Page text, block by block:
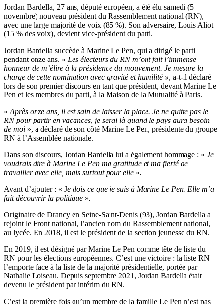
Jordan Bardella, 27 ans, député européen, a été élu samedi (5
novembre) nouveau président du Rassemblement national (RN),
avec une large majorité de voix (85 %). Son adversaire, Louis Aliot
(15 % des voix), devient vice-président du parti.
Jordan Bardella succède à Marine Le Pen, qui a dirigé le parti
pendant onze ans. « Les électeurs du RN m’ont fait l’immense
honneur de m’élire à la présidence du mouvement. Je mesure la
charge de cette nomination avec gravité et humilité », a-t-il déclaré
lors de son premier discours en tant que président, devant Marine Le
Pen et les membres du parti, à la Maison de la Mutualité à Paris.
« Après onze ans, il est sain de laisser la place. Je ne quitte pas le
RN pour partir en vacances, je serai là quand le pays aura besoin
de moi », a déclaré de son côté Marine Le Pen, présidente du groupe
RN à l’Assemblée nationale.
Dans son discours, Jordan Bardella lui a également hommage : « Je
voudrais dire à Marine Le Pen ma gratitude et ma fierté de
travailler avec elle, mais surtout pour elle ».
Avant d’ajouter : « Je dois ce que je suis à Marine Le Pen. Elle m’a
fait découvrir la politique ».
Originaire de Drancy en Seine-Saint-Denis (93), Jordan Bardella a
rejoint le Front national, l’ancien nom du Rassemblement national,
au lycée. En 2018, il est le président de la section jeunesse du RN.
En 2019, il est désigné par Marine Le Pen comme tête de liste du
RN pour les élections européennes. C’est une victoire : la liste RN
l’emporte face à la liste de la majorité présidentielle, portée par
Nathalie Loiseau. Depuis septembre 2021, Jordan Bardella était
devenu le président par intérim du RN.
C’est la première fois qu’un membre de la famille Le Pen n’est pas